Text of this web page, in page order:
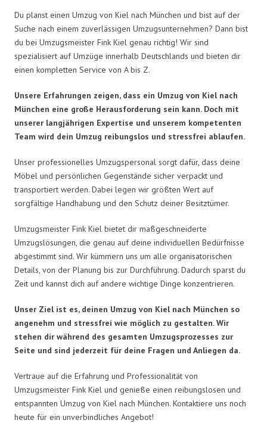
Du planst einen Umzug von Kiel nach München und bist auf der
Suche nach einem zuverlässigen Umzugsunternehmen? Dann bist
du bei Umzugsmeister Fink Kiel genau richtig! Wir sind
spezialisiert auf Umzüge innerhalb Deutschlands und bieten dir
einen kompletten Service von A bis Z.
Unsere Erfahrungen zeigen, dass ein Umzug von Kiel nach
München eine große Herausforderung sein kann. Doch mit
unserer langjährigen Expertise und unserem kompetenten
Team wird dein Umzug reibungslos und stressfrei ablaufen.
Unser professionelles Umzugspersonal sorgt dafür, dass deine
Möbel und persönlichen Gegenstände sicher verpackt und
transportiert werden. Dabei legen wir größten Wert auf
sorgfältige Handhabung und den Schutz deiner Besitztümer.
Umzugsmeister Fink Kiel bietet dir maßgeschneiderte
Umzugslösungen, die genau auf deine individuellen Bedürfnisse
abgestimmt sind. Wir kümmern uns um alle organisatorischen
Details, von der Planung bis zur Durchführung. Dadurch sparst du
Zeit und kannst dich auf andere wichtige Dinge konzentrieren.
Unser Ziel ist es, deinen Umzug von Kiel nach München so
angenehm und stressfrei wie möglich zu gestalten. Wir
stehen dir während des gesamten Umzugsprozesses zur
Seite und sind jederzeit für deine Fragen und Anliegen da.
Vertraue auf die Erfahrung und Professionalität von
Umzugsmeister Fink Kiel und genieße einen reibungslosen und
entspannten Umzug von Kiel nach München. Kontaktiere uns noch
heute für ein unverbindliches Angebot!